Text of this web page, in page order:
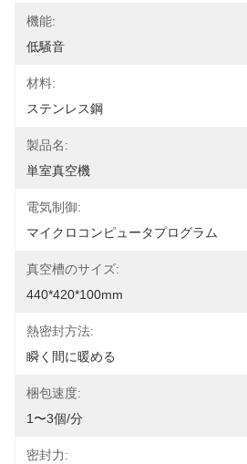
機能:
低騒音
材料:
ステンレス鋼
製品名:
単室真空機
電気制御:
マイクロコンピュータプログラム
真空槽のサイズ:
440*420*100mm
熱密封方法:
瞬く間に暖める
梱包速度:
1〜3個/分
密封力: